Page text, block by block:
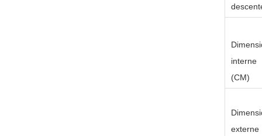
interne
(CM)
externe